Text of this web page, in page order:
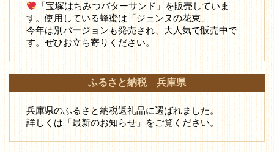
「宝塚はちみつバターサンド」を販売していま
す。使用している蜂蜜は「ジェンヌの花束」
今年は別バージョンも発売され、大人気で販売中で
す。ぜひお立ち寄りください。
ふるさと納税 兵庫県
兵庫県のふるさと納税返礼品に選ばれました。
詳しくは「最新のお知らせ」をご覧ください。